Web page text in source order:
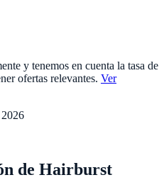
y tenemos en cuenta la tasa de
ofertas relevantes. Ver
de Hairburst